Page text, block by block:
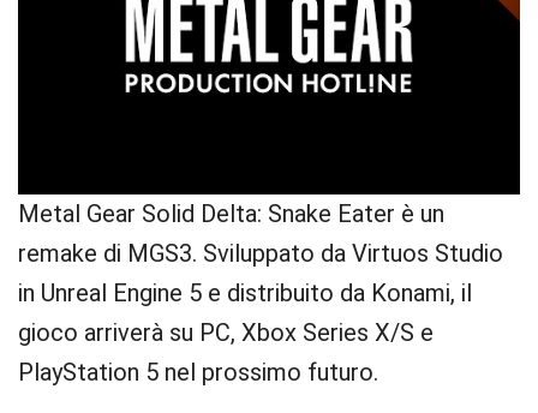
Metal Gear Solid Delta: Snake Eater è un
remake di MGS3. Sviluppato da Virtuos Studio
in Unreal Engine 5 e distribuito da Konami, il
gioco arriverà su PC, Xbox Series X/S e
PlayStation 5 nel prossimo futuro.